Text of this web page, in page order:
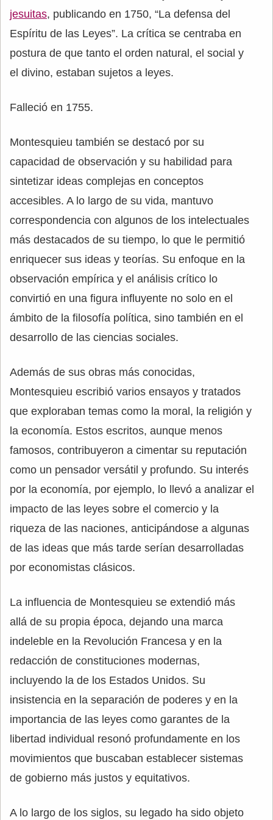
jesuitas, publicando en 1750, “La defensa del
Espíritu de las Leyes”. La crítica se centraba en
postura de que tanto el orden natural, el social y
el divino, estaban sujetos a leyes.
Falleció en 1755.
Montesquieu también se destacó por su
capacidad de observación y su habilidad para
sintetizar ideas complejas en conceptos
accesibles. A lo largo de su vida, mantuvo
correspondencia con algunos de los intelectuales
más destacados de su tiempo, lo que le permitió
enriquecer sus ideas y teorías. Su enfoque en la
observación empírica y el análisis crítico lo
convirtió en una figura influyente no solo en el
ámbito de la filosofía política, sino también en el
desarrollo de las ciencias sociales.
Además de sus obras más conocidas,
Montesquieu escribió varios ensayos y tratados
que exploraban temas como la moral, la religión y
la economía. Estos escritos, aunque menos
famosos, contribuyeron a cimentar su reputación
como un pensador versátil y profundo. Su interés
por la economía, por ejemplo, lo llevó a analizar el
impacto de las leyes sobre el comercio y la
riqueza de las naciones, anticipándose a algunas
de las ideas que más tarde serían desarrolladas
por economistas clásicos.
La influencia de Montesquieu se extendió más
allá de su propia época, dejando una marca
indeleble en la Revolución Francesa y en la
redacción de constituciones modernas,
incluyendo la de los Estados Unidos. Su
insistencia en la separación de poderes y en la
importancia de las leyes como garantes de la
libertad individual resonó profundamente en los
movimientos que buscaban establecer sistemas
de gobierno más justos y equitativos.
A lo largo de los siglos, su legado ha sido objeto